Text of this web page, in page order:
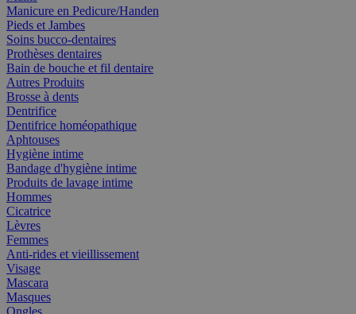
Manicure en Pedicure/Handen
Pieds et Jambes
Soins bucco-dentaires
Prothèses dentaires
Bain de bouche et fil dentaire
Autres Produits
Brosse à dents
Dentrifice
Dentifrice homéopathique
Aphtouses
Hygiène intime
Bandage d'hygiène intime
Produits de lavage intime
Hommes
Cicatrice
Lèvres
Femmes
Anti-rides et vieillissement
Visage
Mascara
Masques